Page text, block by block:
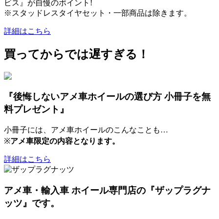
ビス』が自慢のポイント!
※スタッドレスタイヤセット・一部商品は除きます。
詳細はこちら
買ってからでは遅すぎる！
『後悔しないアメ車ホイールの選び方 小冊子を無
料プレゼント』
小冊子には、アメ車ホイールのこんなことも…
※アメ車限定の内容となります。
詳細はこちら
アメ車・輸入車 ホイール専門店の『ザップラグナ
ッツ』です。